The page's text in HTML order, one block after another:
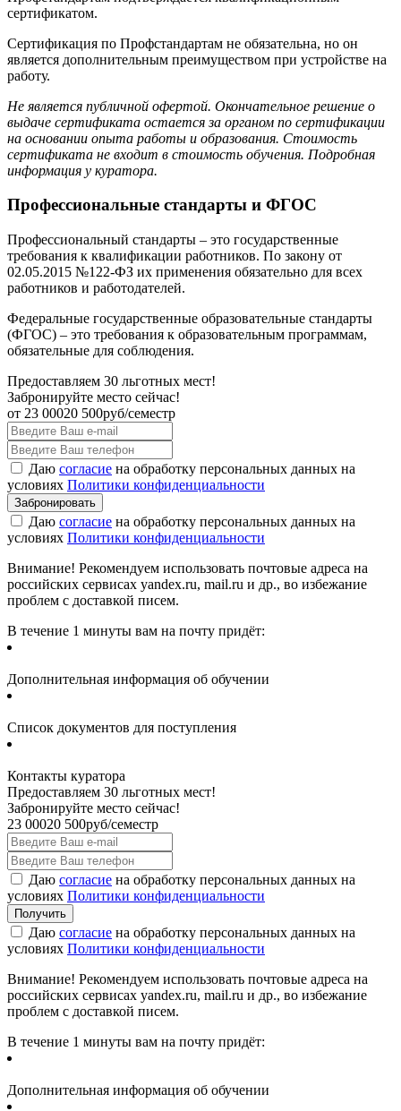
сертификатом.
Сертификация по Профстандартам не обязательна, но он
является дополнительным преимуществом при устройстве на
работу.
Не является публичной офертой. Окончательное решение о
выдаче сертификата остается за органом по сертификации
на основании опыта работы и образования. Стоимость
сертификата не входит в стоимость обучения. Подробная
информация у куратора.
Профессиональные стандарты и ФГОС
Профессиональный стандарты – это государственные
требования к квалификации работников. По закону от
02.05.2015 №122-ФЗ их применения обязательно для всех
работников и работодателей.
Федеральные государственные образовательные стандарты
(ФГОС) – это требования к образовательным программам,
обязательные для соблюдения.
Предоставляем 30 льготных мест!
Забронируйте место сейчас!
от 23 00020 500руб/семестр
Даю согласие на обработку персональных данных на
условиях Политики конфиденциальности
Даю согласие на обработку персональных данных на
условиях Политики конфиденциальности
Внимание! Рекомендуем использовать почтовые адреса на
российских сервисах yandex.ru, mail.ru и др., во избежание
проблем с доставкой писем.
В течение 1 минуты вам на почту придёт:
Дополнительная информация об обучении
Список документов для поступления
Контакты куратора
Предоставляем 30 льготных мест!
Забронируйте место сейчас!
23 00020 500руб/семестр
Даю согласие на обработку персональных данных на
условиях Политики конфиденциальности
Даю согласие на обработку персональных данных на
условиях Политики конфиденциальности
Внимание! Рекомендуем использовать почтовые адреса на
российских сервисах yandex.ru, mail.ru и др., во избежание
проблем с доставкой писем.
В течение 1 минуты вам на почту придёт:
Дополнительная информация об обучении